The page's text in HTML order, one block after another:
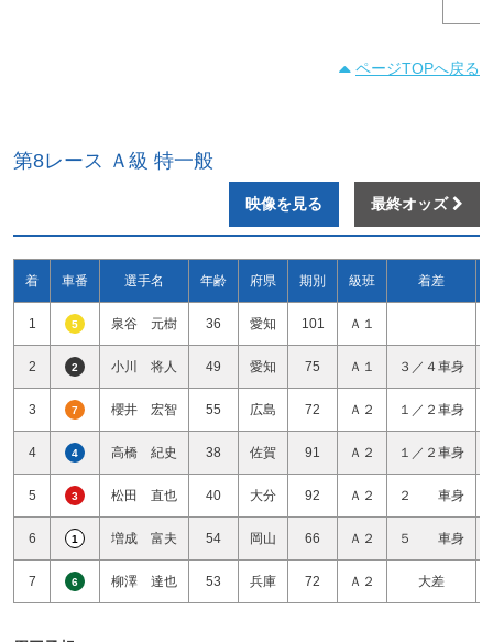
ページTOPへ戻る
第8レース Ａ級 特一般
映像を見る 最終オッズ
着 車番 選手名 年齢 府県 期別 級班 着差
1 5 泉谷 元樹 36 愛知 101 Ａ１
2 2 小川 将人 49 愛知 75 Ａ１ ３／４車身
3 7 櫻井 宏智 55 広島 72 Ａ２ １／２車身
4 4 高橋 紀史 38 佐賀 91 Ａ２ １／２車身
5 3 松田 直也 40 大分 92 Ａ２ ２ 車身
6 1 増成 富夫 54 岡山 66 Ａ２ ５ 車身
7 6 柳澤 達也 53 兵庫 72 Ａ２ 大差